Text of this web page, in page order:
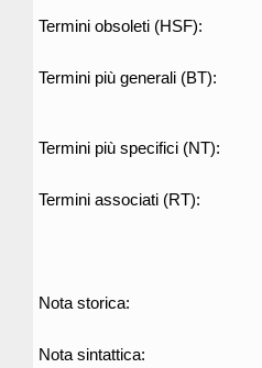
Termini obsoleti (HSF):
Termini più generali (BT):
Termini più specifici (NT):
Termini associati (RT):
Nota storica:
Nota sintattica: